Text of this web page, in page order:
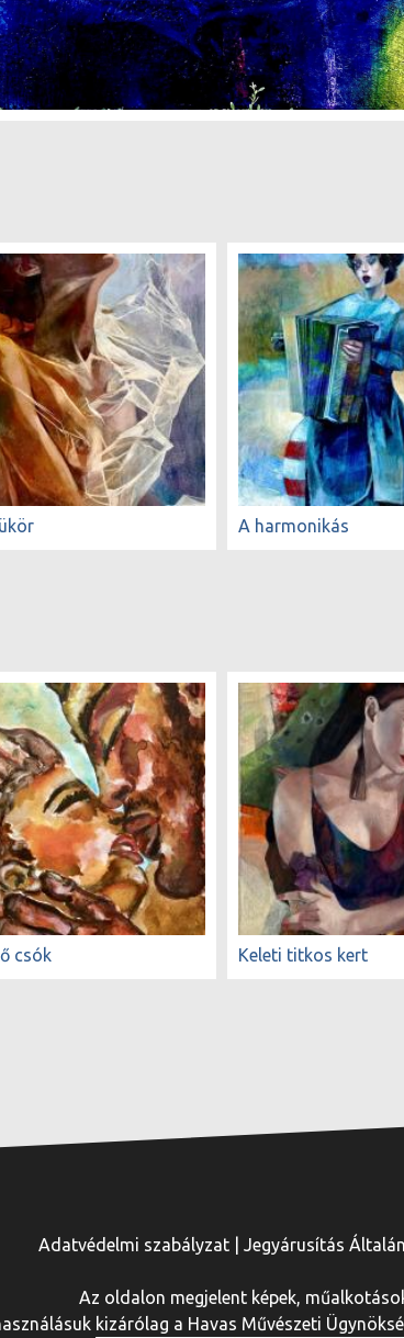
A harmonikás
csók Keleti titkos kert
Adatvédelmi szabályzat Jegyárusítás
Az oldalon megjelent képek,
kizárólag a Havas Művészeti